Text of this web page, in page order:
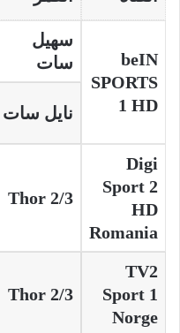
beIN
SPORTS
1 HD
سهيل
سات
نايل سات
Digi
Sport 2
HD
Romania
Thor 2/3
TV2
Sport 1
Norge
Thor 2/3